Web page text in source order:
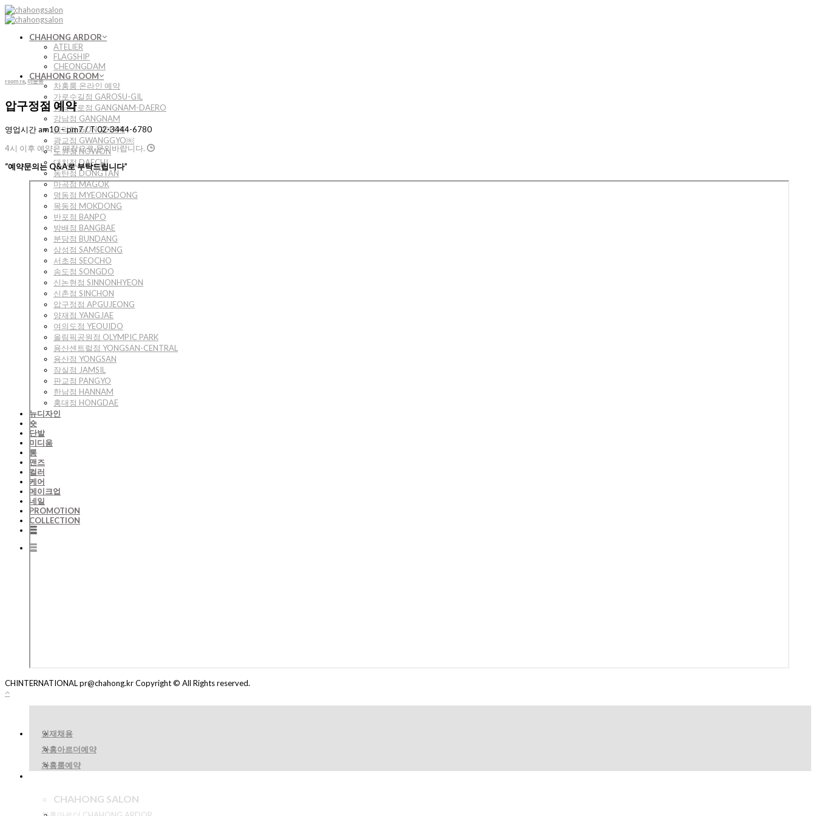
Skip
to
CHAHONG ARDOR
ATELIER
FLAGSHIP
CHEONGDAM
CHAHONG ROOM
차홍룸 온라인 예약
가로수길점 GAROSU-GIL
강남대로점 GANGNAM-DAERO
강남점 GANGNAM
공덕점 GONGDEOK
광교점 GWANGGYO￼
노원점 NOWON
대치점 DAECHI
동탄점 DONGTAN
마곡점 MAGOK
명동점 MYEONGDONG
목동점 MOKDONG
반포점 BANPO
방배점 BANGBAE
분당점 BUNDANG
삼성점 SAMSEONG
서초점 SEOCHO
송도점 SONGDO
신논현점 SINNONHYEON
신촌점 SINCHON
압구정점 APGUJEONG
양재점 YANGJAE
여의도점 YEOUIDO
올림픽공원점 OLYMPIC PARK
용산센트럴점 YONGSAN-CENTRAL
용산점 YONGSAN
잠실점 JAMSIL
판교점 PANGYO
한남점 HANNAM
홍대점 HONGDAE
뉴디자인
숏
단발
미디움
롱
맨즈
컬러
케어
메이크업
네일
PROMOTION
COLLECTION
room re, 미분류
압구정점 예약
영업시간 am10 – pm7 / T 02-3444-6780
4시 이후 예약은 매장으로 문의바랍니다.
“예약문의는 Q&A로 부탁드립니다”
CHINTERNATIONAL pr@chahong.kr Copyright © All Rights reserved.
인재채용
차홍아르더예약
차홍룸예약
CHAHONG SALON